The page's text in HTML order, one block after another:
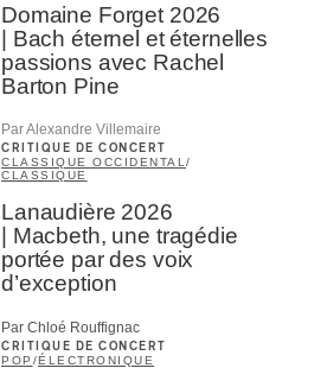
Domaine Forget 2026
| Bach éternel et éternelles
passions avec Rachel
Barton Pine
Par Alexandre Villemaire
CRITIQUE DE CONCERT
CLASSIQUE OCCIDENTAL/
CLASSIQUE
Lanaudière 2026
| Macbeth, une tragédie
portée par des voix
d’exception
Par Chloé Rouffignac
CRITIQUE DE CONCERT
POP /ÉLECTRONIQUE